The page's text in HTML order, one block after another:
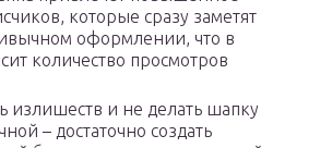
которые сразу заметят
оформлении, что в
количество просмотров
излишеств и не делать шапку
– достаточно создать